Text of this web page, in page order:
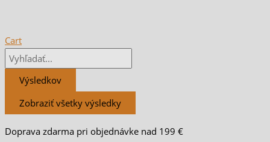
Cart
Výsledkov
Zobraziť všetky výsledky
Doprava zdarma pri objednávke nad 199 €